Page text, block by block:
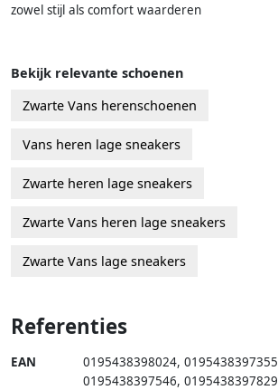
zowel stijl als comfort waarderen
Bekijk relevante schoenen
Zwarte Vans herenschoenen
Vans heren lage sneakers
Zwarte heren lage sneakers
Zwarte Vans heren lage sneakers
Zwarte Vans lage sneakers
Referenties
EAN 0195438398024, 0195438397355
0195438397546, 0195438397829